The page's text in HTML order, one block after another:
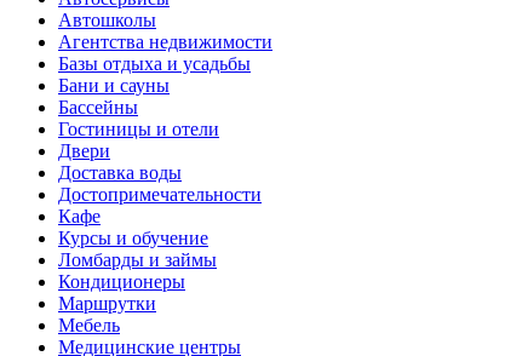
Автошколы
Агентства недвижимости
Базы отдыха и усадьбы
Бани и сауны
Бассейны
Гостиницы и отели
Двери
Доставка воды
Достопримечательности
Кафе
Курсы и обучение
Ломбарды и займы
Кондиционеры
Маршрутки
Мебель
Медицинские центры